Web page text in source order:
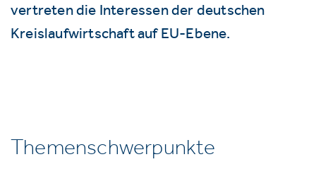
vertreten die Interessen der deutschen
Kreislaufwirtschaft auf EU-Ebene.
Themenschwerpunkte